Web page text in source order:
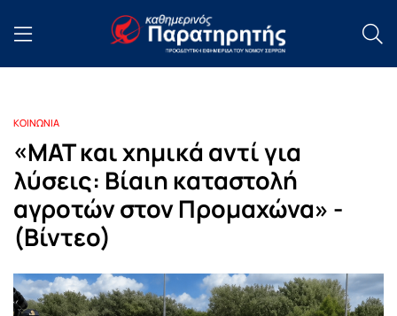
ΚΟΙΝΩΝΙΑ
«ΜΑΤ και χημικά αντί για
λύσεις: Βίαιη καταστολή
αγροτών στον Προμαχώνα» -
(Βίντεο)